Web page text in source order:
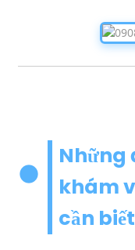
Những
khám
cần biết